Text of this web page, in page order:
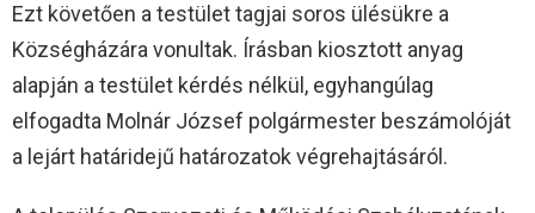
Ezt követően a testület tagjai soros ülésükre a
Községházára vonultak. Írásban kiosztott anyag
alapján a testület kérdés nélkül, egyhangúlag
elfogadta Molnár József polgármester beszámolóját
a lejárt határidejű határozatok végrehajtásáról.